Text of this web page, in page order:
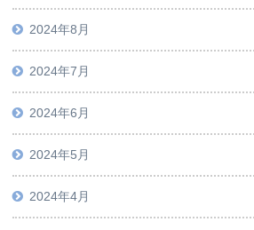
2024年8月
2024年7月
2024年6月
2024年5月
2024年4月